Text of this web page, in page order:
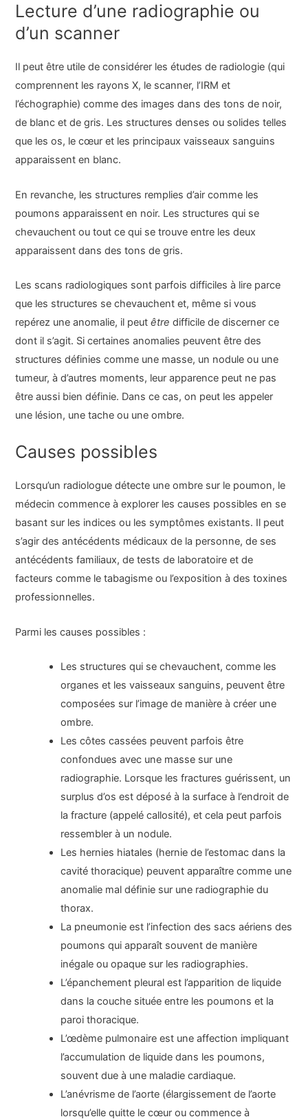
Lecture d’une radiographie ou
d’un scanner
Il peut être utile de considérer les études de radiologie (qui
comprennent les rayons X, le scanner, l’IRM et
l’échographie) comme des images dans des tons de noir,
de blanc et de gris. Les structures denses ou solides telles
que les os, le cœur et les principaux vaisseaux sanguins
apparaissent en blanc.
En revanche, les structures remplies d’air comme les
poumons apparaissent en noir. Les structures qui se
chevauchent ou tout ce qui se trouve entre les deux
apparaissent dans des tons de gris.
Les scans radiologiques sont parfois difficiles à lire parce
que les structures se chevauchent et, même si vous
repérez une anomalie, il peutêtredifficile de discerner ce
dont il s’agit. Si certaines anomalies peuvent être des
structures définies comme une masse, un nodule ou une
tumeur, à d’autres moments, leur apparence peut ne pas
être aussi bien définie. Dans ce cas, on peut les appeler
une lésion, une tache ou une ombre.
Causes possibles
Lorsqu’un radiologue détecte une ombre sur le poumon, le
médecin commence à explorer les causes possibles en se
basant sur les indices ou les symptômes existants. Il peut
s’agir des antécédents médicaux de la personne, de ses
antécédents familiaux, de tests de laboratoire et de
facteurs comme le tabagisme ou l’exposition à des toxines
professionnelles.
Parmi les causes possibles :
Les structures qui se chevauchent, comme les
organes et les vaisseaux sanguins, peuvent être
composées sur l’image de manière à créer une
ombre.
Les côtes cassées peuvent parfois être
confondues avec une masse sur une
radiographie. Lorsque les fractures guérissent, un
surplus d’os est déposé à la surface à l’endroit de
la fracture (appelé callosité), et cela peut parfois
ressembler à un nodule.
Les hernies hiatales (hernie de l’estomac dans la
cavité thoracique) peuvent apparaître comme une
anomalie mal définie sur une radiographie du
thorax.
La pneumonie est l’infection des sacs aériens des
poumons qui apparaît souvent de manière
inégale ou opaque sur les radiographies.
L’épanchement pleural est l’apparition de liquide
dans la couche située entre les poumons et la
paroi thoracique.
L’œdème pulmonaire est une affection impliquant
l’accumulation de liquide dans les poumons,
souvent due à une maladie cardiaque.
L’anévrisme de l’aorte (élargissement de l’aorte
lorsqu’elle quitte le cœur ou commence à